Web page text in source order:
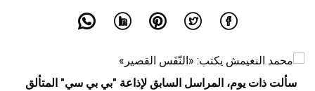
سألت ذات يوم، المراسل السابق لإذاعة "بي بي سي" المتألق